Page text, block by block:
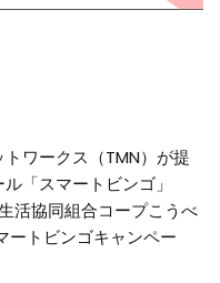
ワークス（TMN）が提
「スマートビンゴ」
活協同組合コープこうべ
ートビンゴキャンペー